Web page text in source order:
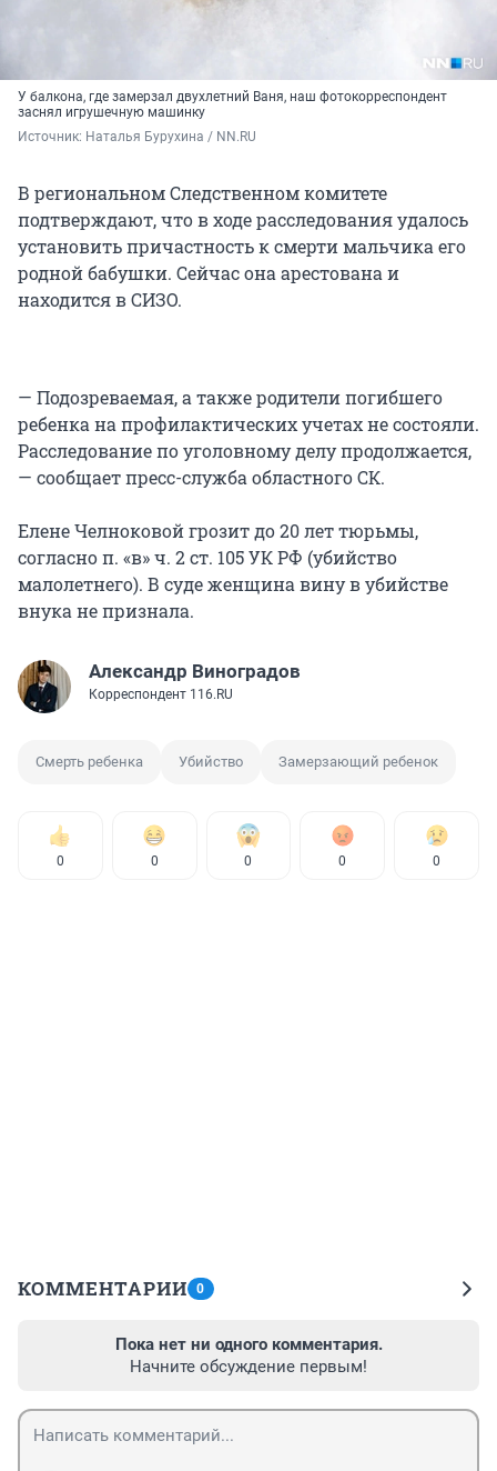
У балкона, где замерзал двухлетний Ваня, наш фотокорреспондент
заснял игрушечную машинку
Источник: Наталья Бурухина / NN.RU
В региональном Следственном комитете
подтверждают, что в ходе расследования удалось
установить причастность к смерти мальчика его
родной бабушки. Сейчас она арестована и
находится в СИЗО.
— Подозреваемая, а также родители погибшего
ребенка на профилактических учетах не состояли.
Расследование по уголовному делу продолжается,
— сообщает пресс-служба областного СК.
Елене Челноковой грозит до 20 лет тюрьмы,
согласно п. «в» ч. 2 ст. 105 УК РФ (убийство
малолетнего). В суде женщина вину в убийстве
внука не признала.
Александр Виноградов
Корреспондент 116.RU
Смерть ребенка Убийство Замерзающий ребенок
0 0 0 0 0
КОММЕНТАРИИ 0
Пока нет ни одного комментария.
Начните обсуждение первым!